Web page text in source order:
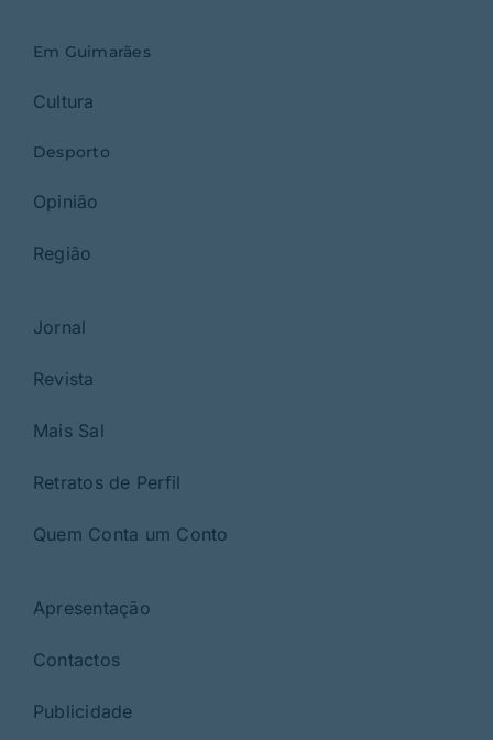
Em Guimarães
Cultura
Desporto
Opinião
Região
Jornal
Revista
Mais Sal
Retratos de Perfil
Quem Conta um Conto
Apresentação
Contactos
Publicidade